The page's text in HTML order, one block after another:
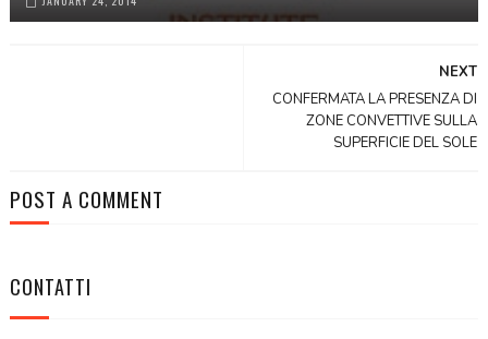
NEXT
CONFERMATA LA PRESENZA DI
ZONE CONVETTIVE SULLA
SUPERFICIE DEL SOLE
POST A COMMENT
CONTATTI